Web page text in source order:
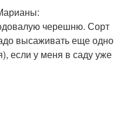
черешню. Сорт
высаживать еще одно
если у меня в саду уже